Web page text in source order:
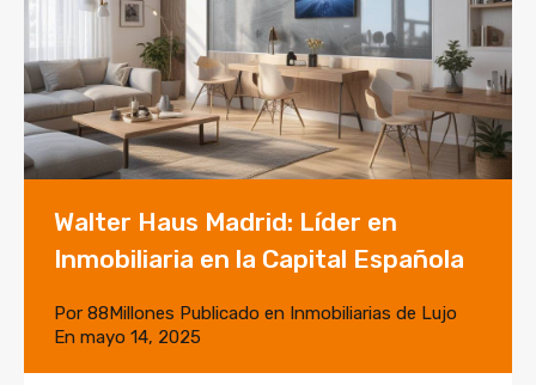
Walter Haus Madrid: Líder en
Inmobiliaria en la Capital Española
Por 88Millones Publicado en Inmobiliarias de Lujo
En mayo 14, 2025